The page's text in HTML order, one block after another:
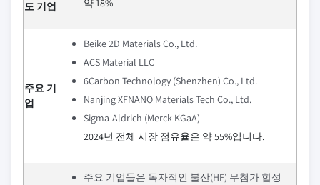
도 기업
약 18%
주요 기
업
Beike 2D Materials Co., Ltd.
ACS Material LLC
6Carbon Technology (Shenzhen) Co., Ltd.
Nanjing XFNANO Materials Tech Co., Ltd.
Sigma-Aldrich (Merck KGaA)
2024년 전체 시장 점유율은 약 55%입니다.
주요 기업들은 독자적인 불산(HF) 무첨가 합성